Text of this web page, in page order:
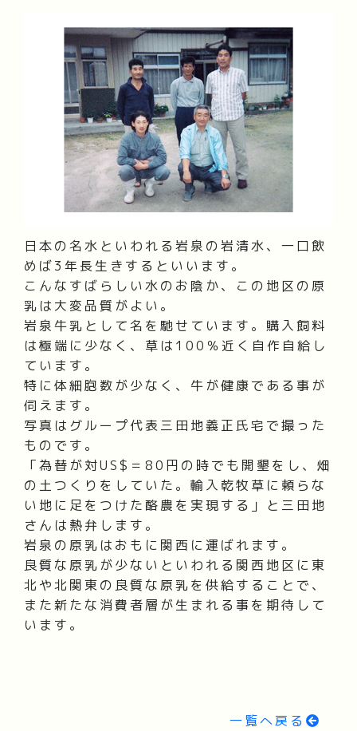
日本の名水といわれる岩泉の岩清水、一口飲
めば3年長生きするといいます。
こんなすばらしい水のお陰か、この地区の原
乳は大変品質がよい。
岩泉牛乳として名を馳せています。購入飼料
は極端に少なく、草は100％近く自作自給し
ています。
特に体細胞数が少なく、牛が健康である事が
伺えます。
写真はグループ代表三田地義正氏宅で撮った
ものです。
「為替が対US$＝80円の時でも開墾をし、畑
の土つくりをしていた。輸入乾牧草に頼らな
い地に足をつけた酪農を実現する」と三田地
さんは熱弁します。
岩泉の原乳はおもに関西に運ばれます。
良質な原乳が少ないといわれる関西地区に東
北や北関東の良質な原乳を供給することで、
また新たな消費者層が生まれる事を期待して
います。
一覧へ戻る